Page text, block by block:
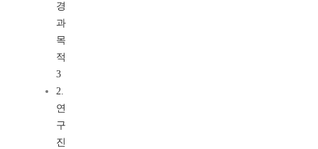
경
과
목
적
3
2.
연
구
진